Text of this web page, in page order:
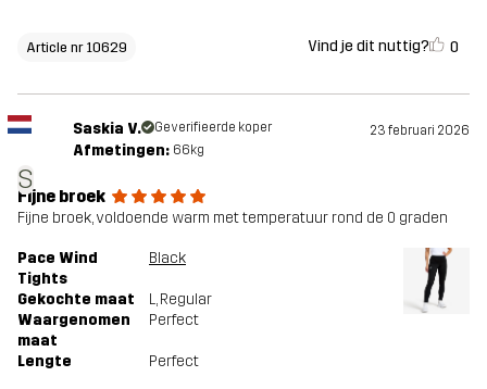
Article nr 10629 Vind je dit nuttig? 0
S
Saskia V. Geverifieerde koper 23 februari 2026
Afmetingen: 66kg
Fijne broek
Fijne broek, voldoende warm met temperatuur rond de 0 graden
Pace Wind
Tights
Black
Gekochte maat L, Regular
Waargenomen
maat
Perfect
Lengte Perfect